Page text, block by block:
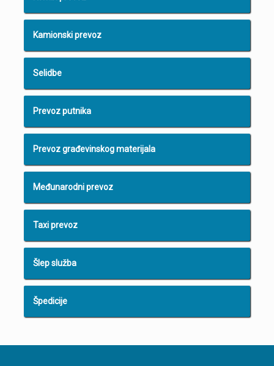
Kamionski prevoz
Selidbe
Prevoz putnika
Prevoz građevinskog materijala
Međunarodni prevoz
Taxi prevoz
Šlep služba
Špedicije